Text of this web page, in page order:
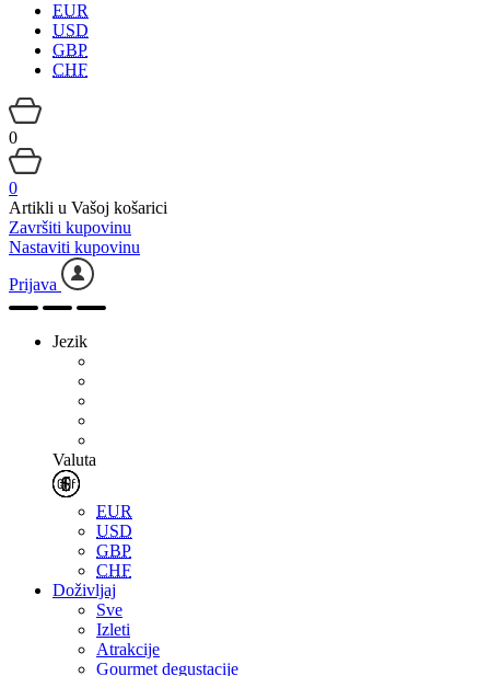
EUR
USD
GBP
CHF
0
0
Artikli u Vašoj košarici
Završiti kupovinu
Nastaviti kupovinu
Prijava
Jezik
Valuta
EUR
USD
GBP
CHF
Doživljaj
Sve
Izleti
Atrakcije
Gourmet degustacije